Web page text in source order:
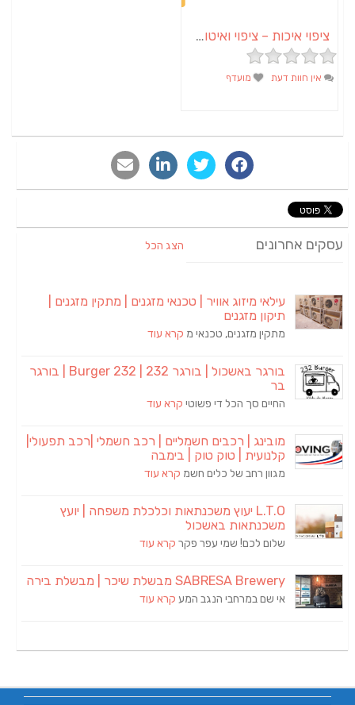
ציפוי איכות – ציפוי ואיטום באפוקסי ופוליאוריטן
אין חוות דעת מועדף
אחרונים הצג הכל
עילאי מיזוג אוויר | טכנאי מזגנים | מתקין מזגנים |
תיקון מזגנים
מתקין מזגנים, טכנאי מקרא עוד
בורגר באשכול | בורגר 232 | Burger 232 | בורגר
בר
החיים סך הכל די פשוטיקרא עוד
מובינג | רכבים חשמליים | רכב חשמלי |רכב תפעולי|
קלנועית | טוק טוק | בימבה
מגוון רחב של כלים חשמקרא עוד
L.T.O יעוץ משכנתאות וכלכלת משפחה | יועץ
משכנתאות באשכול
שלום לכם! שמי עפר פקרקרא עוד
SABRESA Brewery מבשלת שיכר | מבשלת בירה
אי שם במרחבי הנגב המעקרא עוד